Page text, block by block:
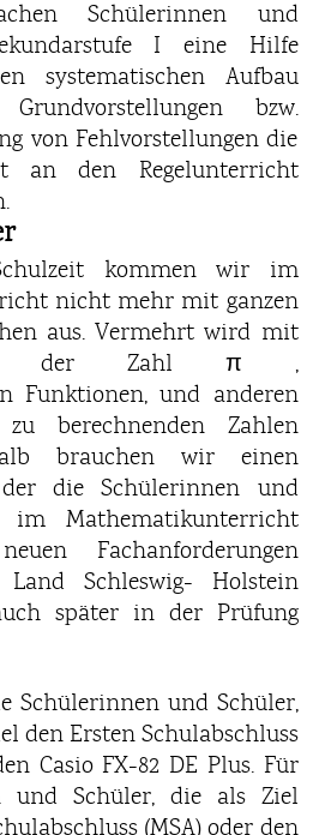
Schülerinnen und
I eine Hilfe
systematischen Aufbau
Grundvorstellungen bzw.
von Fehlvorstellungen die
an den Regelunterricht
kommen wir im
nicht mehr mit ganzen
aus. Vermehrt wird mit
der Zahl π ,
Funktionen, und anderen
berechnenden Zahlen
brauchen wir einen
der die Schülerinnen und
im Mathematikunterricht
Fachanforderungen
Land Schleswig- Holstein
später in der Prüfung
Schülerinnen und Schüler,
den Ersten Schulabschluss
Casio FX-82 DE Plus. Für
und Schüler, die als Ziel
(MSA) oder den